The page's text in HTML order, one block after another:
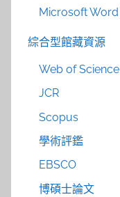
Microsoft Word
綜合型館藏資源
Web of Science
JCR
Scopus
學術評鑑
EBSCO
博碩士論文